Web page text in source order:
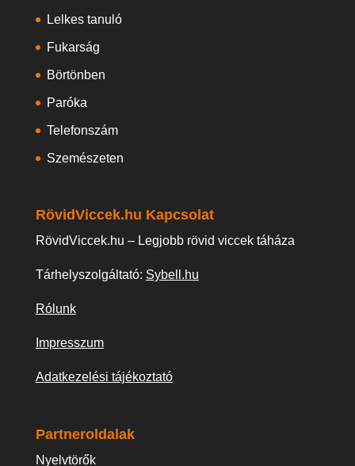
Lelkes tanuló
Fukarság
Börtönben
Paróka
Telefonszám
Szemészeten
RövidViccek.hu Kapcsolat
RövidViccek.hu – Legjobb rövid viccek táháza
Tárhelyszolgáltató: Sybell.hu
Rólunk
Impresszum
Adatkezelési tájékoztató
Partneroldalak
Nyelvtörők